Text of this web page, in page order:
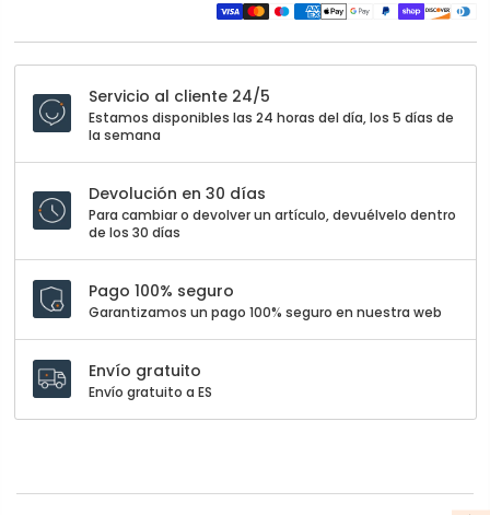
Servicio al cliente 24/5
Estamos disponibles las 24 horas del día, los 5 días de
la semana
Devolución en 30 días
Para cambiar o devolver un artículo, devuélvelo dentro
de los 30 días
Pago 100% seguro
Garantizamos un pago 100% seguro en nuestra web
Envío gratuito
Envío gratuito a ES